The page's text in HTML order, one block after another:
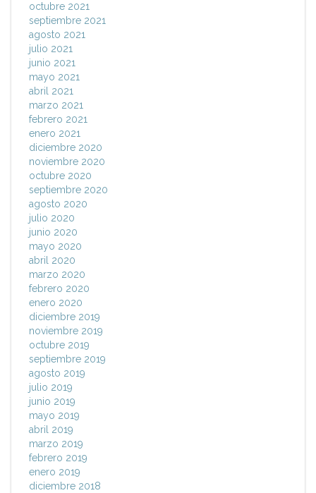
octubre 2021
septiembre 2021
agosto 2021
julio 2021
junio 2021
mayo 2021
abril 2021
marzo 2021
febrero 2021
enero 2021
diciembre 2020
noviembre 2020
octubre 2020
septiembre 2020
agosto 2020
julio 2020
junio 2020
mayo 2020
abril 2020
marzo 2020
febrero 2020
enero 2020
diciembre 2019
noviembre 2019
octubre 2019
septiembre 2019
agosto 2019
julio 2019
junio 2019
mayo 2019
abril 2019
marzo 2019
febrero 2019
enero 2019
diciembre 2018